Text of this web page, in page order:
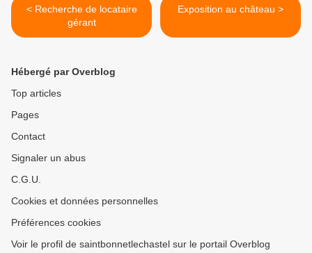
< Recherche de locataire
gérant
Exposition au château >
Hébergé par Overblog
Top articles
Pages
Contact
Signaler un abus
C.G.U.
Cookies et données personnelles
Préférences cookies
Voir le profil de saintbonnetlechastel sur le portail Overblog